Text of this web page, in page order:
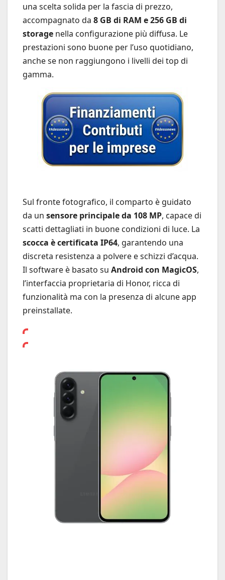
una scelta solida per la fascia di prezzo,
accompagnato da 8 GB di RAM e 256 GB di
storage nella configurazione più diffusa. Le
prestazioni sono buone per l’uso quotidiano,
anche se non raggiungono i livelli dei top di
gamma.
Sul fronte fotografico, il comparto è guidato
da un sensore principale da 108 MP, capace di
scatti dettagliati in buone condizioni di luce. La
scocca è certificata IP64, garantendo una
discreta resistenza a polvere e schizzi d’acqua.
Il software è basato su Android con MagicOS,
l’interfaccia proprietaria di Honor, ricca di
funzionalità ma con la presenza di alcune app
preinstallate.